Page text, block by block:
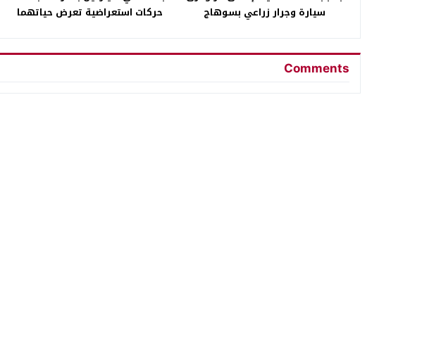
سيارة وجرار زراعي بسوهاج
حركات استعراضية تعرض حياتهما
Comments